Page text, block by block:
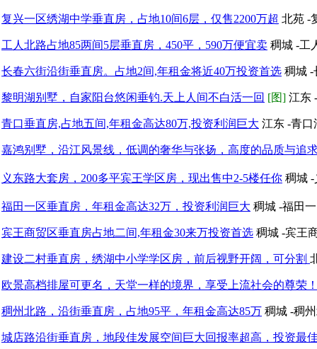
复兴一区绣湖中学垂直房，占地10间6层，仅售2200万超 北苑 -
工人北路占地85两间5层垂直房，450平，590万便宜卖 稠城 -工
长春六街沿街垂直房。占地2间,年租金将近40万投资首选 稠城
黎明湖别墅，自家阳台悠闲垂钓.天上人间不白活一回 [图] 江东
青口垂直房,占地五间,年租金高达80万,投资利润巨大 江东 -青
嘉鸿别墅，沿江风景线，低调的奢华与张扬，高度的品质与追
义东路大套房，200多平宾王学区房，现出售中2-5楼任你 稠城
福田一区垂直房，年租金高达32万，投资利润巨大 稠城 -福田
宾王商贸区垂直房占地二间,年租金30来万投资首选 稠城 -宾王
建设二村垂直房，绣湖中小学学区房，前后视野开阔，可分割
欧景高档排屋可更名，天堂一样的境界，享受上流社会的尊荣
稠州北路，沿街垂直房，占地95平，年租金高达85万 稠城 -稠
城店路沿街垂直房，地段佳发展空间巨大回报率超高，投资最